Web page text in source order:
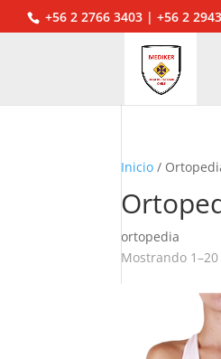
+56 2 2766 3403 | +56 2
Inicio /
ortopedia
Mostrando